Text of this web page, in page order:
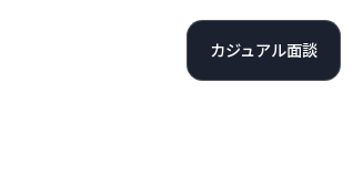
カジュアル面談